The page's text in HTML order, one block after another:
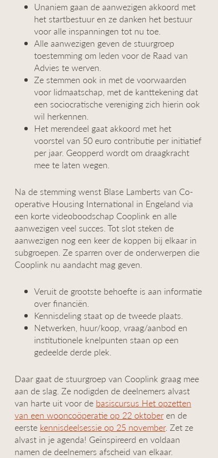
Unaniem gaan de aanwezigen akkoord met
het startbestuur en ze danken het bestuur
voor alle inspanningen tot nu toe.
Alle aanwezigen geven de stuurgroep
toestemming om leden voor de Raad van
Advies te werven.
Ze stemmen ook in met de voorwaarden
voor lidmaatschap, met de kanttekening dat
een sociocratische vereniging zich hierin ook
wil herkennen.
Het merendeel gaat akkoord met het
voorstel van 50 euro contributie per initiatief
per jaar. Geopperd wordt om draagkracht
mee te laten wegen.
Na de stemming wenst Blase Lamberts van Co-
operative Housing International in Engeland via
een korte videoboodschap Cooplink en alle
aanwezigen veel succes. Tot slot steken de
aanwezigen nog een keer de koppen bij elkaar in
subgroepen. Ze sparren over de onderwerpen die
Cooplink nu aandacht mag geven.
Veruit de grootste behoefte is aan informatie
over financiën.
Kennisdeling staat op de tweede plaats.
Netwerken, huur/koop, vraag/aanbod en
institutionele knelpunten staan op een
gedeelde derde plek.
Daar gaat de stuurgroep van Cooplink graag mee
aan de slag. Ze nodigden de deelnemers alvast
van harte uit voor de basiscursus Het opzetten
van een wooncoöperatie op 22 oktober en de
eerste kennisdeelsessie op 25 november. Zet ze
alvast in je agenda! Geïnspireerd en voldaan
namen de deelnemers afscheid van elkaar.